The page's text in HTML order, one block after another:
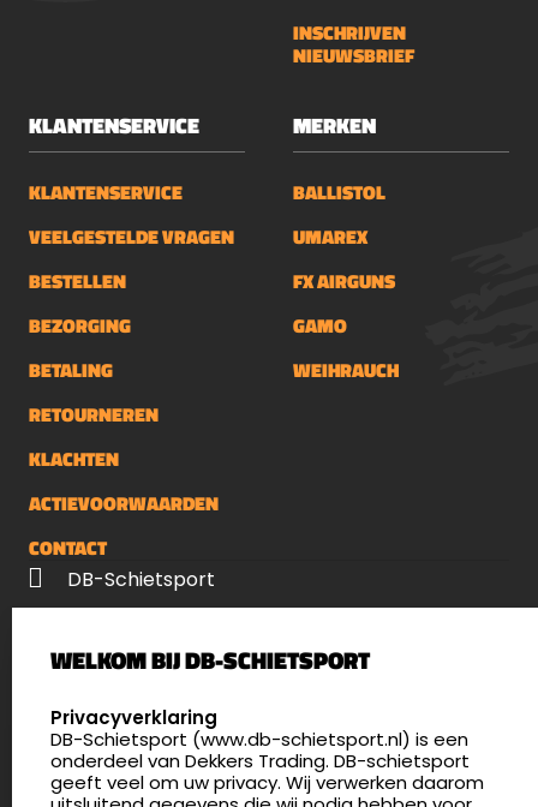
INSCHRIJVEN
NIEUWSBRIEF
KLANTENSERVICE
KLANTENSERVICE
VEELGESTELDE VRAGEN
BESTELLEN
BEZORGING
BETALING
RETOURNEREN
KLACHTEN
ACTIEVOORWAARDEN
CONTACT
MERKEN
BALLISTOL
UMAREX
FX AIRGUNS
GAMO
WEIHRAUCH
DB-Schietsport
5411 LX Zeeland
4.8
175 beoordelingen
info@db-schietsport.nl
WELKOM BIJ DB-SCHIETSPORT
SELECT LANGUAGE
Privacyverklaring
DB-Schietsport (www.db-schietsport.nl) is een
onderdeel van Dekkers Trading. DB-schietsport
geeft veel om uw privacy. Wij verwerken daarom